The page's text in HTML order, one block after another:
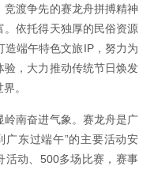
渡争先的赛龙舟拼搏精神
依托得天独厚的民俗资源
端午特色文旅IP，努力为
，大力推动传统节日焕发
。
岭南奋进气象。赛龙舟是广
广东过端午”的主要活动安
动、500多场比赛，赛事